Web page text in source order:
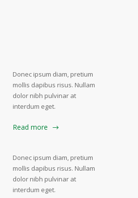
Donec ipsum diam, pretium
mollis dapibus risus. Nullam
dolor nibh pulvinar at
interdum eget.
Read more
Donec ipsum diam, pretium
mollis dapibus risus. Nullam
dolor nibh pulvinar at
interdum eget.